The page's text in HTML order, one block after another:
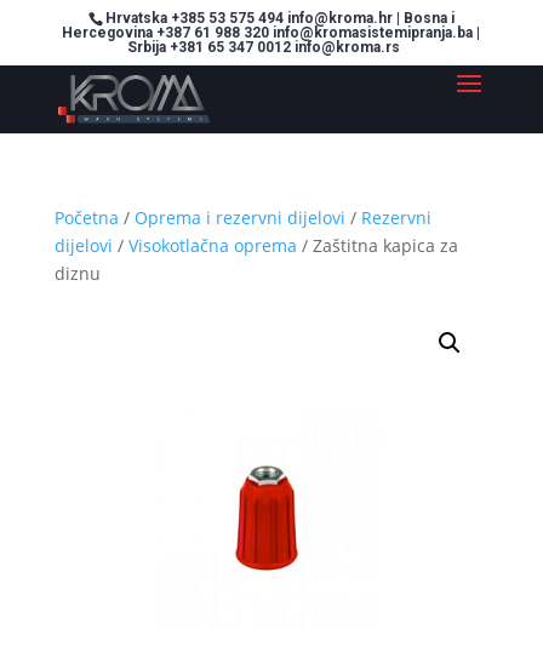
Hrvatska +385 53 575 494 info@kroma.hr | Bosna i
Hercegovina +387 61 988 320 info@kromasistemipranja.ba |
Srbija +381 65 347 0012 info@kroma.rs
Početna / Oprema i rezervni dijelovi / Rezervni
dijelovi / Visokotlačna oprema / Zaštitna kapica za
diznu